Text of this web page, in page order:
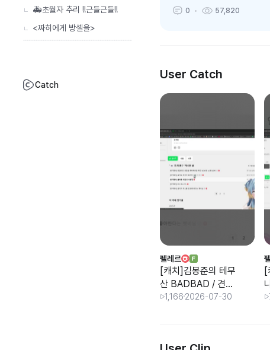
🚑초월자 추리 !!근들근들!!
<짜히에게 방셀을>
Catch
월 28일⋆키 : ...
0 57,820
User Catch
펠레르
[캐치]김봉준의 테무
산 BADBAD / 견자
희 반응
1,166 2026-07-30
[